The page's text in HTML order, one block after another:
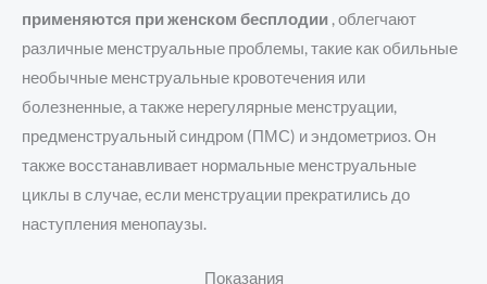
применяются при женском бесплодии , облегчают
различные менструальные проблемы, такие как обильные
необычные менструальные кровотечения или
болезненные, а также нерегулярные менструации,
предменструальный синдром (ПМС) и эндометриоз. Он
также восстанавливает нормальные менструальные
циклы в случае, если менструации прекратились до
наступления менопаузы.
Показания